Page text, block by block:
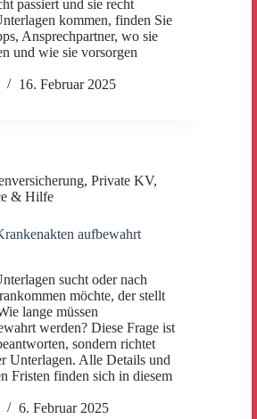
passiert und sie recht
kommen, finden Sie
Ansprechpartner, wo sie
und wie sie vorsorgen
16. Februar 2025
, Private KV,
& Hilfe
aufbewahrt
sucht oder nach
möchte, der stellt
lange müssen
werden? Diese Frage ist
sondern richtet
Unterlagen. Alle Details und
Fristen finden sich in diesem
6. Februar 2025